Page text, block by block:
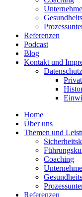
Referenzen
Podcast
Blog
Kontakt und
Home
Über uns
Themen und
Coaching
Referenzen